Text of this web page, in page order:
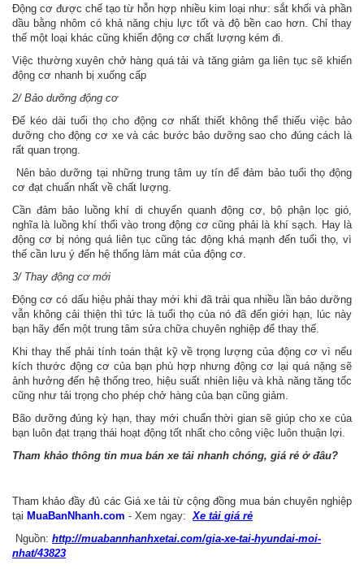
Động cơ được chế tạo từ hỗn hợp nhiều kim loại như: sắt khối và phần
dầu bằng nhôm có khả năng chịu lực tốt và độ bền cao hơn. Chỉ thay
thế một loại khác cũng khiến động cơ chất lượng kém đi.
Việc thường xuyên chở hàng quá tải và tăng giảm ga liên tục sẽ khiến
động cơ nhanh bị xuống cấp
2/ Bảo dưỡng động cơ
Để kéo dài tuổi thọ cho động cơ nhất thiết không thể thiếu việc bảo
dưỡng cho động cơ xe và các bước bảo dưỡng sao cho đúng cách là
rất quan trọng.
Nên bảo dưỡng tại những trung tâm uy tín để đảm bảo tuổi thọ động
cơ đạt chuẩn nhất về chất lượng.
Cần đảm bảo luồng khí di chuyển quanh động cơ, bộ phận lọc gió,
nghĩa là luồng khí thổi vào trong động cơ cũng phải là khí sạch. Hay là
động cơ bị nóng quá liên tục cũng tác động khá mạnh đến tuổi thọ, vì
thế cần lưu ý đến hệ thống làm mát của động cơ.
3/ Thay động cơ mới
Động cơ có dấu hiệu phải thay mới khi đã trải qua nhiều lần bảo dưỡng
vẫn không cải thiện thì tức là tuổi thọ của nó đã đến giới hạn, lúc này
bạn hãy đến một trung tâm sửa chữa chuyên nghiệp để thay thế.
Khi thay thế phải tính toán thật kỹ về trọng lượng của động cơ vì nếu
kích thước động cơ của bạn phù hợp nhưng động cơ lại quá nặng sẽ
ảnh hưởng đến hệ thống treo, hiệu suất nhiên liệu và khả năng tăng tốc
cũng như tải trọng cho phép chở hàng của bạn cũng giảm.
Bão dưỡng đúng kỳ hạn, thay mới chuẩn thời gian sẽ giúp cho xe của
bạn luôn đạt trạng thái hoạt động tốt nhất cho công việc luôn thuận lợi.
Tham khảo thông tin mua bán xe tải nhanh chóng, giá rẻ ở đâu?
Tham khảo đầy đủ các Giá xe tải từ cộng đồng mua bán chuyên nghiệp
tại MuaBanNhanh.com - Xem ngay: Xe tải giá rẻ
Nguồn: http://muabannhanhxetai.com/gia-xe-tai-hyundai-moi-
nhat/43823